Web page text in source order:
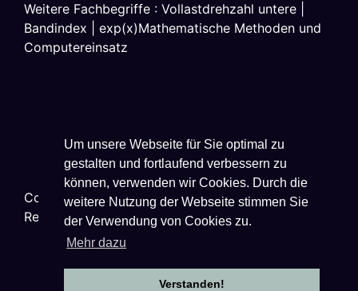
Um unsere Webseite für Sie optimal zu
gestalten und fortlaufend verbessern zu
können, verwenden wir Cookies. Durch die
weitere Nutzung der Webseite stimmen Sie
der Verwendung von Cookies zu.
Mehr dazu
Verstanden!
Weitere Fachbegriffe : Vollastdrehzahl untere
Bandindex
exp(x)Mathematische Methoden und
Computereinsatz
Copyright © 2026Techniklexikon.net - All Rights
Reserved.